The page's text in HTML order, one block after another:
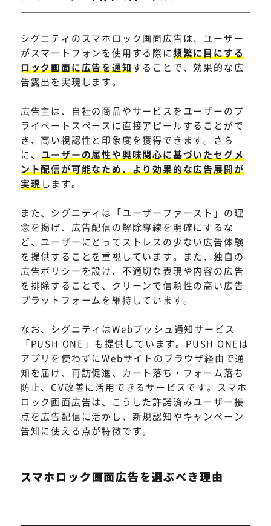
BoltzEngine
国内トップクラスの配信性能
軟性も高い
ビス。簡単設定で導入可能。
PushTracker
大量配信や行動分析に基づく
シュ通知が可能
Cuenote Push
アプリ不要でWebサイト訪問
ュ通知を配信
Rtoaster
顧客データを活用してWeb・
客を最適化
OneSignal
MSをまとめて扱える海外
シグニティのスマホロック画面広告は、ユーザー
がスマートフォンを使用する際に頻繁に目にする
ロック画面に広告を通知することで、効果的な広
告露出を実現します。
広告主は、自社の商品やサービスをユーザーのプ
ライベートスペースに直接アピールすることがで
き、高い視認性と印象度を獲得できます。さら
に、 ユーザーの属性や興味関心に基づいたセグメ
ント配信が可能なため、より効果的な広告展開が
実現 します。
また、シグニティは「ユーザーファースト」の理
念を掲げ、広告配信の解除導線を明確にするな
ど、ユーザーにとってストレスの少ない広告体験
を提供することを重視しています。また、独自の
広告ポリシーを設け、不適切な表現や内容の広告
を排除することで、クリーンで信頼性の高い広告
プラットフォームを維持しています。
なお、シグニティはWebプッシュ通知サービス
「PUSH ONE」も提供しています。PUSH ONEは
アプリを使わずにWebサイトのブラウザ経由で通
知を届け、再訪促進、カート落ち・フォーム落ち
防止、CV改善に活用できるサービスです。スマホ
ロック画面広告は、こうした許諾済みユーザー接
点を広告配信に活かし、新規認知やキャンペーン
告知に使える点が特徴です。
スマホロック画面広告を選ぶべき理由